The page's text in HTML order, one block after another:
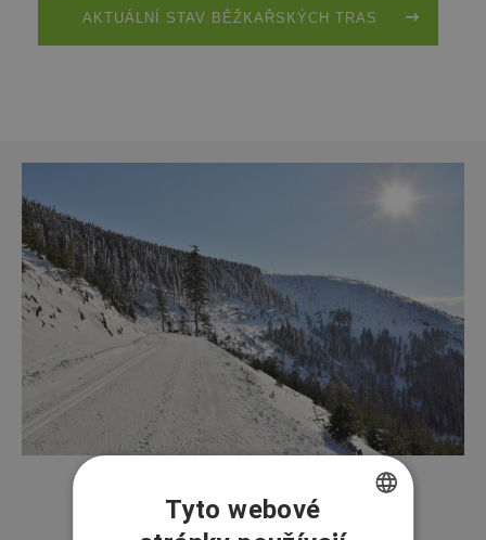
AKTUÁLNÍ STAV BĚŽKAŘSKÝCH TRAS
Tyto webové